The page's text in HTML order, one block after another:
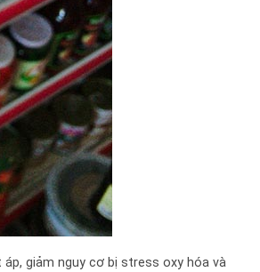
giảm nguy cơ bị stress oxy hóa và